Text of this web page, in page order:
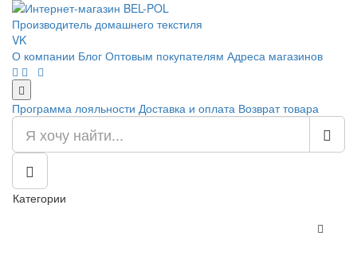
Производитель домашнего текстиля
VK
О компании Блог Оптовым покупателям Адреса магазинов
Программа лояльности Доставка и оплата Возврат товара
Категории